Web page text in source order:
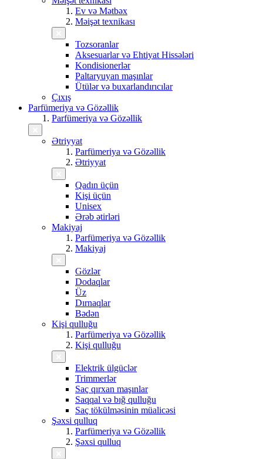
Ev və Mətbəx
Məişət texnikası
Tozsoranlar
Aksesuarlar və Ehtiyat Hissələri
Kondisionerlər
Paltaryuyan maşınlar
Ütülər və buxarlandırıcılar
Çıxış
Parfümeriya və Gözəllik
Parfümeriya və Gözəllik
Ətriyyat
Parfümeriya və Gözəllik
Ətriyyat
Qadın üçün
Kişi üçün
Unisex
Ərəb ətirləri
Makiyaj
Parfümeriya və Gözəllik
Makiyaj
Gözlər
Dodaqlar
Üz
Dırnaqlar
Bədən
Kişi qulluğu
Parfümeriya və Gözəllik
Kişi qulluğu
Elektrik ülgüclər
Trimmerlər
Saç qırxan maşınlar
Saqqal və bığ qulluğu
Saç tökülməsinin müalicəsi
Şəxsi qulluq
Parfümeriya və Gözəllik
Şəxsi qulluq